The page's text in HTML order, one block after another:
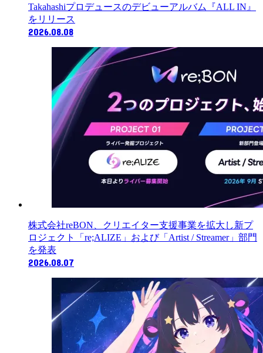
Takahashiプロデュースのデビューアルバム『ALL IN』
をリリース
2026.08.08
株式会社reBON、クリエイター支援事業を拡大し新プ
ロジェクト「re;ALIZE」および「Artist / Streamer」部門
を発表
2026.08.07